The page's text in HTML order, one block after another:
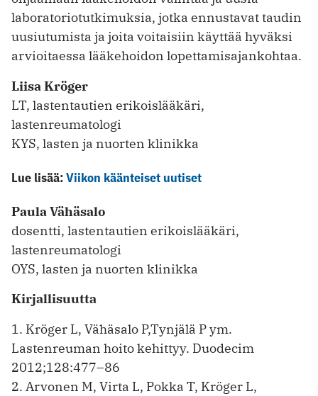
laboratoriotutkimuksia, jotka ennustavat taudin
uusiutumista ja joita voitaisiin käyttää hyväksi
arvioitaessa lääkehoidon lopettamisajankohtaa.
Liisa Kröger
LT, lastentautien erikoislääkäri,
lastenreumatologi
KYS, lasten ja nuorten klinikka
Lue lisää:Viikon käänteiset uutiset
Paula Vähäsalo
dosentti, lastentautien erikoislääkäri,
lastenreumatologi
OYS, lasten ja nuorten klinikka
Kirjallisuutta
1. Kröger L, Vähäsalo P,Tynjälä P ym.
Lastenreuman hoito kehittyy. Duodecim
2012;128:477–86
2. Arvonen M, Virta L, Pokka T, Kröger L,